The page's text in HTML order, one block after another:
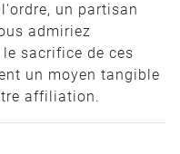
un partisan
admiriez
sacrifice de ces
un moyen tangible
affiliation.